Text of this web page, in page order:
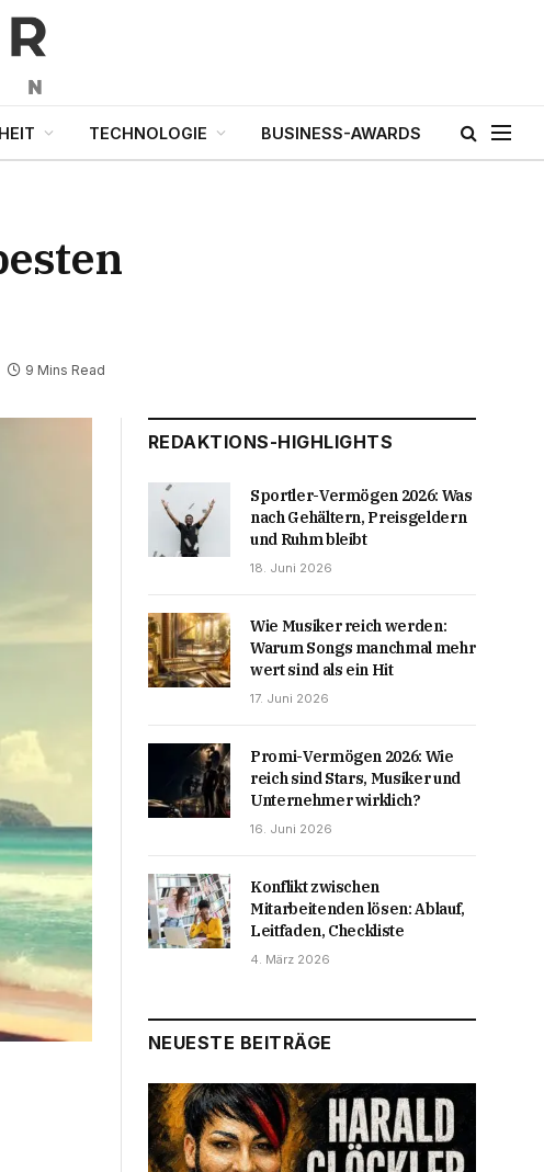
TECHNOLOGIE BUSINESS-AWARDS
9 Mins Read
REDAKTIONS-HIGHLIGHTS
Sportler-Vermögen 2026: Was
nach Gehältern, Preisgeldern
und Ruhm bleibt
18. Juni 2026
Wie Musiker reich werden:
Warum Songs manchmal mehr
wert sind als ein Hit
17. Juni 2026
Promi-Vermögen 2026: Wie
reich sind Stars, Musiker und
Unternehmer wirklich?
16. Juni 2026
Konflikt zwischen
Mitarbeitenden lösen: Ablauf,
Leitfaden, Checkliste
4. März 2026
NEUESTE BEITRÄGE